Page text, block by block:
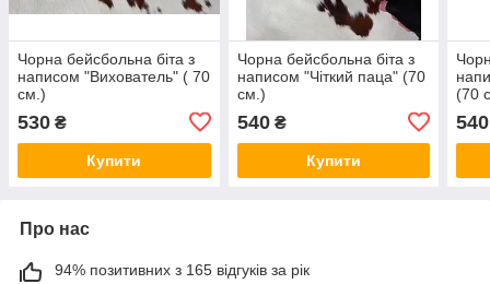
Чорна бейсбольна біта з
написом "Вихователь" ( 70
см.)
530 ₴
Купити
Чорна бейсбольна біта з
написом "Чіткий паца" (70
см.)
540₴
Купити
(70
540
Про нас
94% позитивних з 165 відгуків за рік